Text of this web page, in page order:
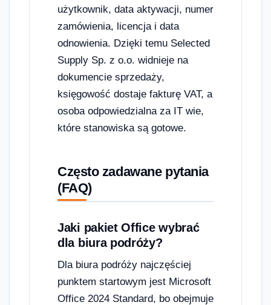
użytkownik, data aktywacji, numer
zamówienia, licencja i data
odnowienia. Dzięki temu Selected
Supply Sp. z o.o. widnieje na
dokumencie sprzedaży,
księgowość dostaje fakturę VAT, a
osoba odpowiedzialna za IT wie,
które stanowiska są gotowe.
Często zadawane pytania
(FAQ)
Jaki pakiet Office wybrać
dla biura podróży?
Dla biura podróży najczęściej
punktem startowym jest Microsoft
Office 2024 Standard, bo obejmuje